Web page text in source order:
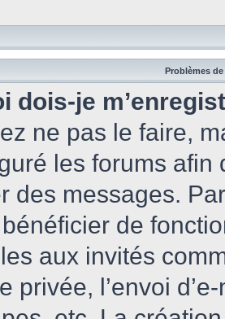
Problèmes
dois-je
ne pas le faire,
les forums afin
des messages.
de
aux invités
privée, l’envoi